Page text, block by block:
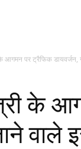
आगमन पर ट्रैफिक डायवर्जन,
के
वाले